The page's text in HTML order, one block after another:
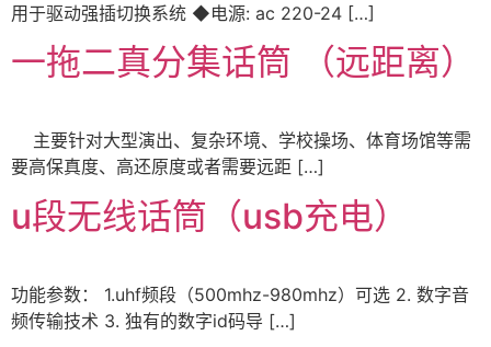
用于驱动强插切换系统 ◆电源: ac 220-24 […]
一拖二真分集话筒 （远距离）
主要针对大型演出、复杂环境、学校操场、体育场馆等需
要高保真度、高还原度或者需要远距 […]
u段无线话筒（usb充电）
功能参数： 1.uhf频段（500mhz-980mhz）可选 2. 数字音
频传输技术 3. 独有的数字id码导 […]